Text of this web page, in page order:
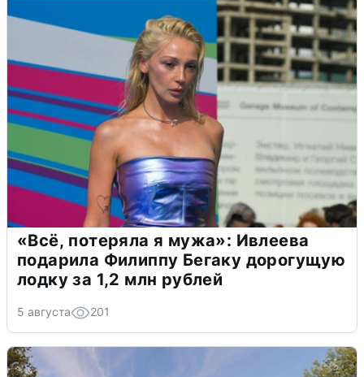
«Всё, потеряла я мужа»: Ивлеева
подарила Филиппу Бегаку дорогущую
лодку за 1,2 млн рублей
5 августа 201